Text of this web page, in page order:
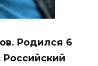
Родился 6